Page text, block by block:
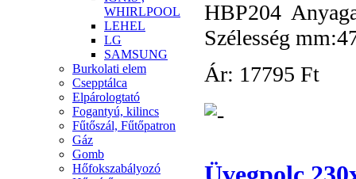
WHIRLPOOL
LEHEL
LG
SAMSUNG
Burkolati elem
Csepptálca
Elpárologtató
Fogantyú, kilincs
Fűtőszál, Fűtőpatron
Gáz
Gomb
Hőfokszabályozó
HBP204
Szélesség
Ár: 17795 Ft